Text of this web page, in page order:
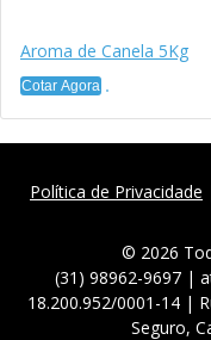
Aroma de Canela 5Kg
Cotar Agora
Política de Privacidade
© 2026
(31) 98962-9697 |
18.200.952/0001-14 |
Seguro,